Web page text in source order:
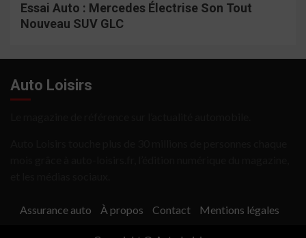
Essai Auto : Mercedes Électrise Son Tout
Nouveau SUV GLC
Auto Loisirs
Assurance auto À propos Contact Mentions légales